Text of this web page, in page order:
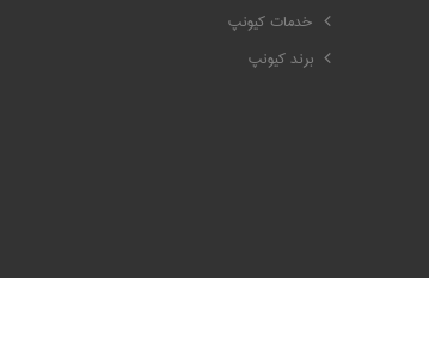
خدمات کیونپ
برند کیونپ